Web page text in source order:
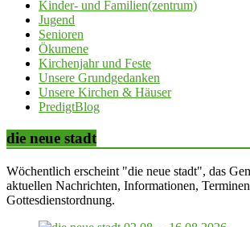
Kinder- und Familien(zentrum)
Jugend
Senioren
Ökumene
Kirchenjahr und Feste
Unsere Grundgedanken
Unsere Kirchen & Häuser
PredigtBlog
die neue stadt
Wöchentlich erscheint "die neue stadt", das
aktuellen Nachrichten, Informationen,
Gottesdienstordnung.